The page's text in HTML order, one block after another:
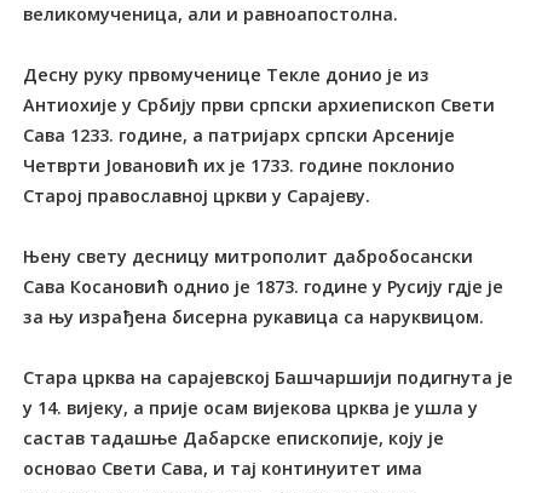
великомученица, али и равноапостолна.
Десну руку првомученице Текле донио је из
Антиохије у Србију први српски архиепископ Свети
Сава 1233. године, а патријарх српски Арсеније
Четврти Јовановић их је 1733. године поклонио
Старој православној цркви у Сарајеву.
Њену свету десницу митрополит дабробосански
Сава Косановић однио је 1873. године у Русију гдје је
за њу израђена бисерна рукавица са наруквицом.
Стара црква на сарајевској Башчаршији подигнута је
у 14. вијеку, а прије осам вијекова црква је ушла у
састав тадашње Дабарске епископије, коју је
основао Свети Сава, и тај континуитет има